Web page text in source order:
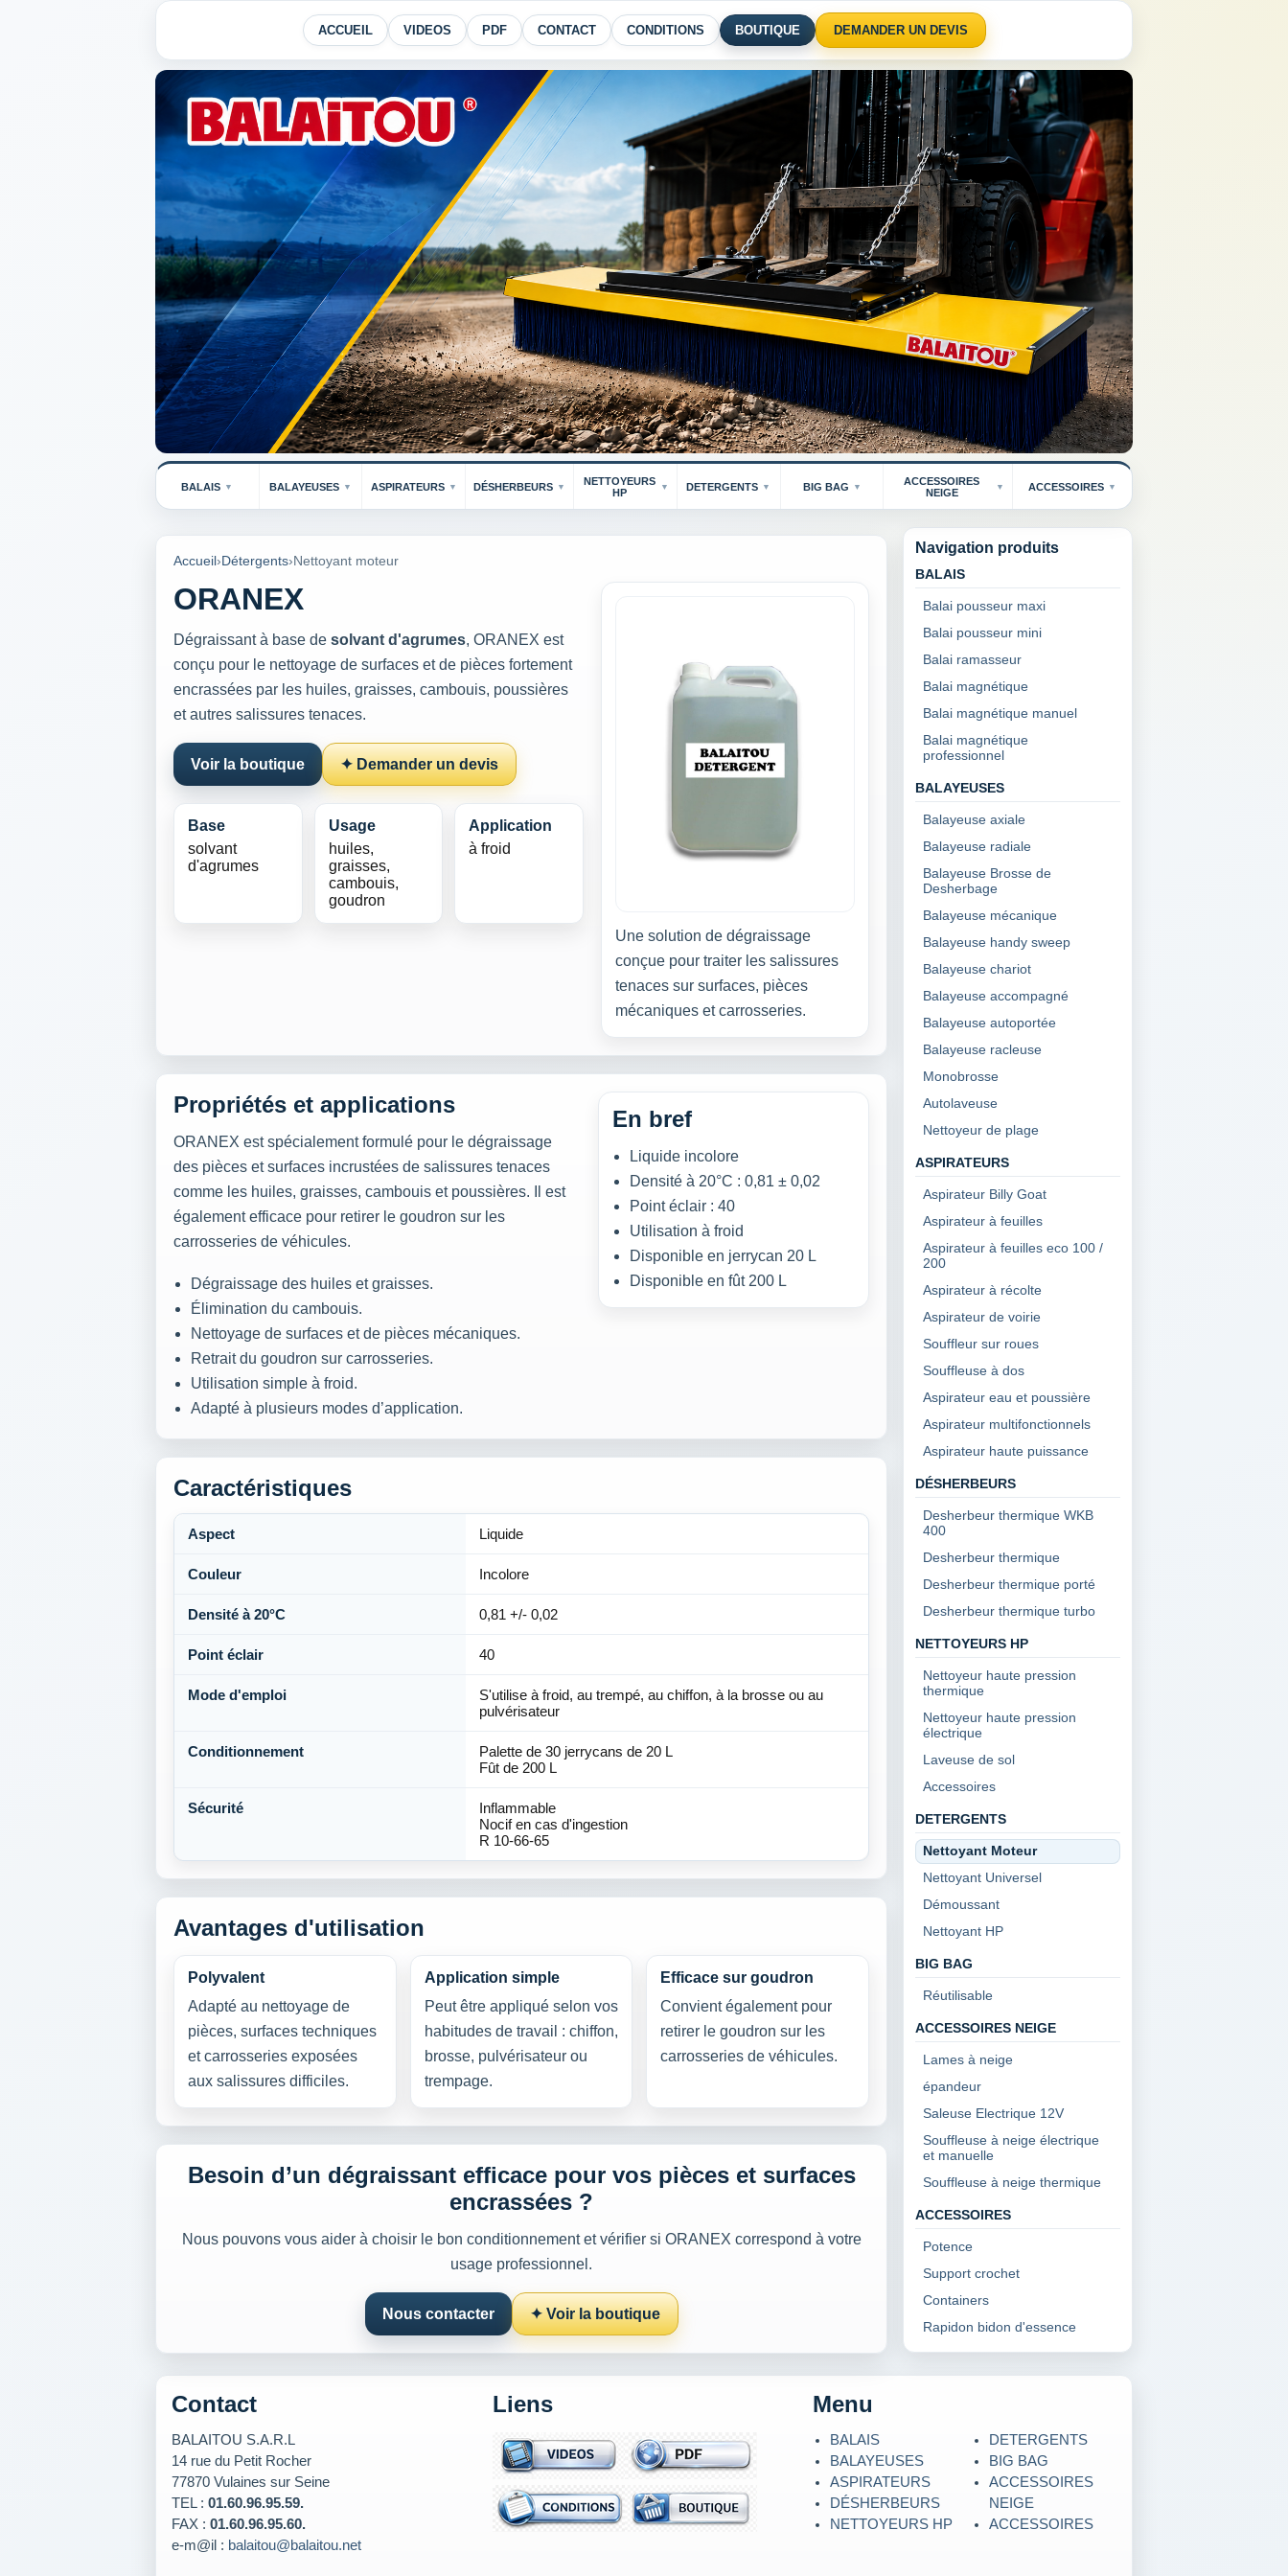
ACCUEIL VIDEOS PDF CONTACT CONDITIONS BOUTIQUE DEMANDER UN DEVIS
BALAIS BALAYEUSES ASPIRATEURS DÉSHERBEURS
NETTOYEURS
HP
DETERGENTS BIG BAG
ACCESSOIRES
NEIGE
ACCESSOIRES
Accueil›Détergents›Nettoyant moteur
ORANEX
Dégraissant à base de solvant d'agrumes, ORANEX est
conçu pour le nettoyage de surfaces et de pièces fortement
encrassées par les huiles, graisses, cambouis, poussières
et autres salissures tenaces.
Voir la boutique ✦ Demander un devis
Base
solvant
d'agrumes
Usage
huiles,
graisses,
cambouis,
goudron
Application
à froid
Une solution de dégraissage
conçue pour traiter les salissures
tenaces sur surfaces, pièces
mécaniques et carrosseries.
Propriétés et applications
ORANEX est spécialement formulé pour le dégraissage
des pièces et surfaces incrustées de salissures tenaces
comme les huiles, graisses, cambouis et poussières. Il est
également efficace pour retirer le goudron sur les
carrosseries de véhicules.
Dégraissage des huiles et graisses.
Élimination du cambouis.
Nettoyage de surfaces et de pièces mécaniques.
Retrait du goudron sur carrosseries.
Utilisation simple à froid.
Adapté à plusieurs modes d’application.
En bref
Liquide incolore
Densité à 20°C : 0,81 ± 0,02
Point éclair : 40
Utilisation à froid
Disponible en jerrycan 20 L
Disponible en fût 200 L
Caractéristiques
Aspect Liquide
Couleur Incolore
Densité à 20°C 0,81 +/- 0,02
Point éclair 40
Mode d'emploi
S'utilise à froid, au trempé, au chiffon, à la brosse ou au
pulvérisateur
Conditionnement
Palette de 30 jerrycans de 20 L
Fût de 200 L
Sécurité
Inflammable
Nocif en cas d'ingestion
R 10-66-65
Avantages d'utilisation
Polyvalent
Adapté au nettoyage de
pièces, surfaces techniques
et carrosseries exposées
aux salissures difficiles.
Application simple
Peut être appliqué selon vos
habitudes de travail : chiffon,
brosse, pulvérisateur ou
trempage.
Efficace sur goudron
Convient également pour
retirer le goudron sur les
carrosseries de véhicules.
Besoin d’un dégraissant efficace pour vos pièces et surfaces
encrassées ?
Nous pouvons vous aider à choisir le bon conditionnement et vérifier si ORANEX correspond à votre
usage professionnel.
Nous contacter ✦ Voir la boutique
Navigation produits
BALAIS
Balai pousseur maxi
Balai pousseur mini
Balai ramasseur
Balai magnétique
Balai magnétique manuel
Balai magnétique
professionnel
BALAYEUSES
Balayeuse axiale
Balayeuse radiale
Balayeuse Brosse de
Desherbage
Balayeuse mécanique
Balayeuse handy sweep
Balayeuse chariot
Balayeuse accompagné
Balayeuse autoportée
Balayeuse racleuse
Monobrosse
Autolaveuse
Nettoyeur de plage
ASPIRATEURS
Aspirateur Billy Goat
Aspirateur à feuilles
Aspirateur à feuilles eco 100 /
200
Aspirateur à récolte
Aspirateur de voirie
Souffleur sur roues
Souffleuse à dos
Aspirateur eau et poussière
Aspirateur multifonctionnels
Aspirateur haute puissance
DÉSHERBEURS
Desherbeur thermique WKB
400
Desherbeur thermique
Desherbeur thermique porté
Desherbeur thermique turbo
NETTOYEURS HP
Nettoyeur haute pression
thermique
Nettoyeur haute pression
électrique
Laveuse de sol
Accessoires
DETERGENTS
Nettoyant Moteur
Nettoyant Universel
Démoussant
Nettoyant HP
BIG BAG
Réutilisable
ACCESSOIRES NEIGE
Lames à neige
épandeur
Saleuse Electrique 12V
Souffleuse à neige électrique
et manuelle
Souffleuse à neige thermique
ACCESSOIRES
Potence
Support crochet
Containers
Rapidon bidon d'essence
Contact
BALAITOU S.A.R.L
14 rue du Petit Rocher
77870 Vulaines sur Seine
TEL : 01.60.96.95.59.
FAX : 01.60.96.95.60.
e-m@il : balaitou@balaitou.net
Liens Menu
BALAIS
BALAYEUSES
ASPIRATEURS
DÉSHERBEURS
NETTOYEURS HP
DETERGENTS
BIG BAG
ACCESSOIRES
NEIGE
ACCESSOIRES